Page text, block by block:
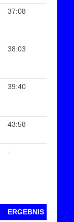
37:08
38:03
39:40
43:58
-
ERGEBNIS